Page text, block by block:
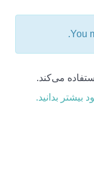
You
می‌کند.
بیشتر بدانید.